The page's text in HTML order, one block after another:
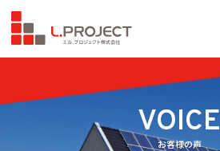
VOICE
お客様の声